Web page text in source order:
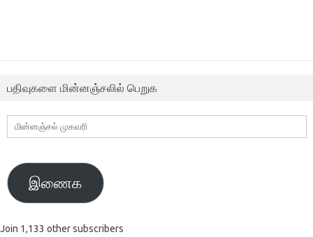
பதிவுகளை மின்னஞ்சலில் பெறுக
மின்னஞ்சல்
முகவரி
இணைக
Join 1,133 other subscribers